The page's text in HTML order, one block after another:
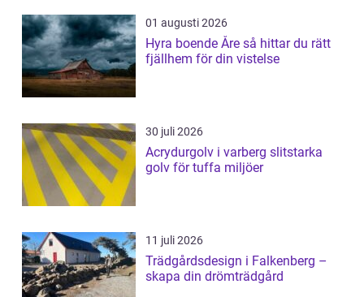
01 augusti 2026
Hyra boende Åre så hittar du rätt
fjällhem för din vistelse
30 juli 2026
Acrydurgolv i varberg slitstarka
golv för tuffa miljöer
11 juli 2026
Trädgårdsdesign i Falkenberg –
skapa din drömträdgård